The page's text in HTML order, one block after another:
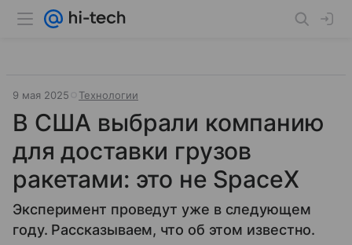
9 мая 2025 Технологии
В США выбрали компанию
для доставки грузов
ракетами: это не SpaceX
Эксперимент проведут уже в следующем
году. Рассказываем, что об этом известно.